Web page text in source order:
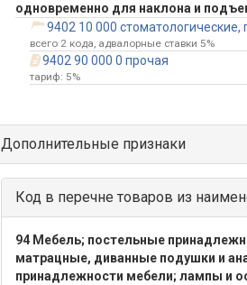
одновременно для наклона и
9402 10 000
всего 2 кода, адвалорные ставки 5%
9402 90 000 0 прочая
тариф: 5%
Дополнительные признаки
Код в перечне товаров из
94 Мебель; постельные
матрацные, диванные подушки и
принадлежности мебели; лампы и